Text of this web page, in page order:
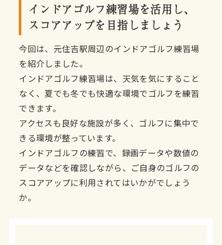
インドアゴルフ練習場を活用し、
スコアアップを目指しましょう
今回は、元住吉駅周辺のインドアゴルフ練習場
を紹介しました。
インドアゴルフ練習場は、天気を気にすること
なく、夏でも冬でも快適な環境でゴルフを練習
できます。
アクセスも良好な施設が多く、ゴルフに集中で
きる環境が整っています。
インドアゴルフの練習で、録画データや数値の
データなどを確認しながら、ご自身のゴルフの
スコアアップに利用されてはいかがでしょう
か。